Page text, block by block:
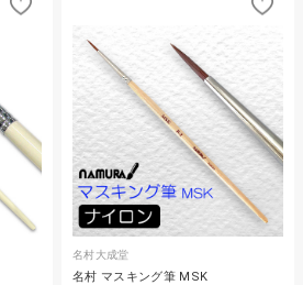
名村大成堂
名村 マスキング筆 MSK